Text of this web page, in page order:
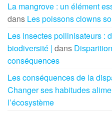
La mangrove : un élément
dans Les poissons clowns
Les insectes pollinisateurs :
biodiversité | dans
conséquences
Les conséquences de la
Changer ses habitudes
l’écosystème